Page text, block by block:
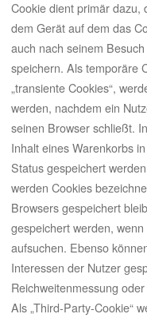
Cookie dient primär dazu,
dem Gerät auf dem das
auch nach seinem
speichern. Als temporäre
„transiente Cookies“,
werden, nachdem ein
seinen Browser schließt.
Inhalt eines Warenkorbs
Status gespeichert
werden Cookies
Browsers gespeichert
gespeichert werden,
aufsuchen. Ebenso
Interessen der Nutzer
Reichweitenmessung
Als „Third-Party-Cookie“